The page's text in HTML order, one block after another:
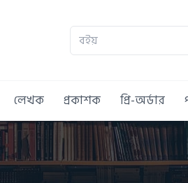
লেখক প্রকাশক প্রি-অর্ডার